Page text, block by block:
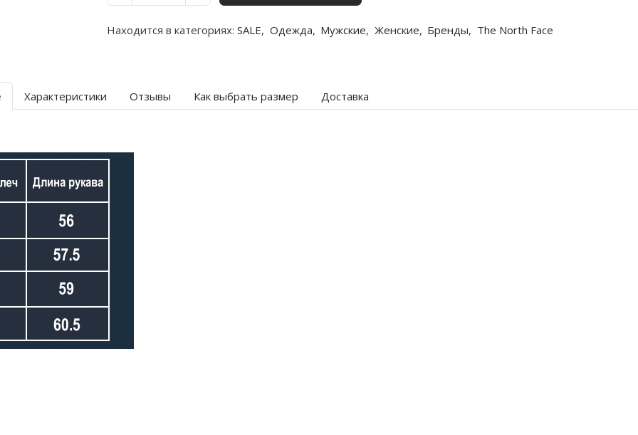
Находится в категориях: SALE, Одежда, Мужские, Женские, Бренды, The North Face
Характеристики Отзывы Как выбрать размер Доставка